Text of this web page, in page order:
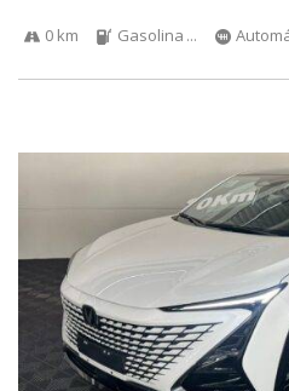
0 km Gasolina ...